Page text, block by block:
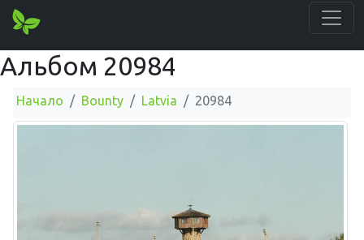
Альбом 20984
Начало Bounty Latvia 20984